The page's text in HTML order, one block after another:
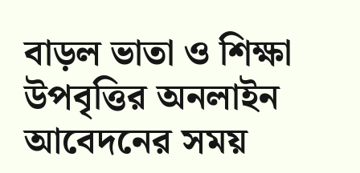
বাড়ল ভাতা ও শিক্ষা
উপবৃত্তির অনলাইন
আবেদনের সময়